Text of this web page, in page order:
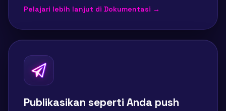
Pelajari lebih lanjut di Dokumentasi →
Publikasikan seperti Anda push